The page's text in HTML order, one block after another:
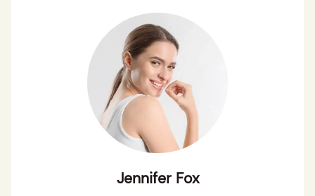
Jennifer Fox